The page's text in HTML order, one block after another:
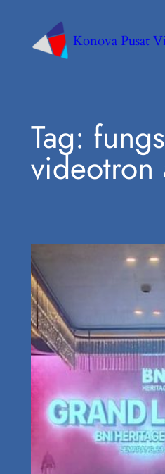
Konova Pusat
Tag:
videotron